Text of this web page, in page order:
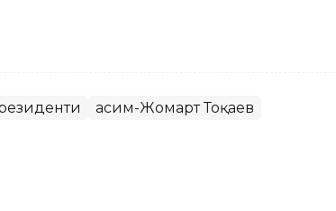
Қасим-Жомарт Тоқаев